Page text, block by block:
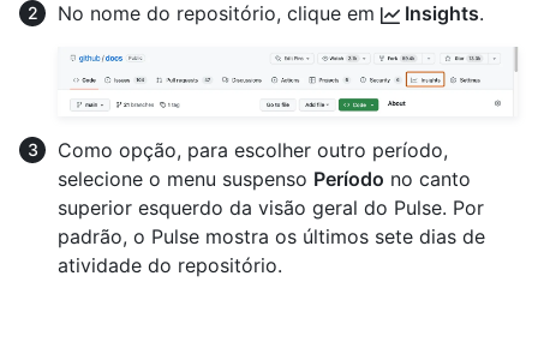
No nome do repositório, clique em
Insights.
Como opção, para escolher outro período,
selecione o menu suspenso Período no canto
superior esquerdo da visão geral do Pulse. Por
padrão, o Pulse mostra os últimos sete dias de
atividade do repositório.